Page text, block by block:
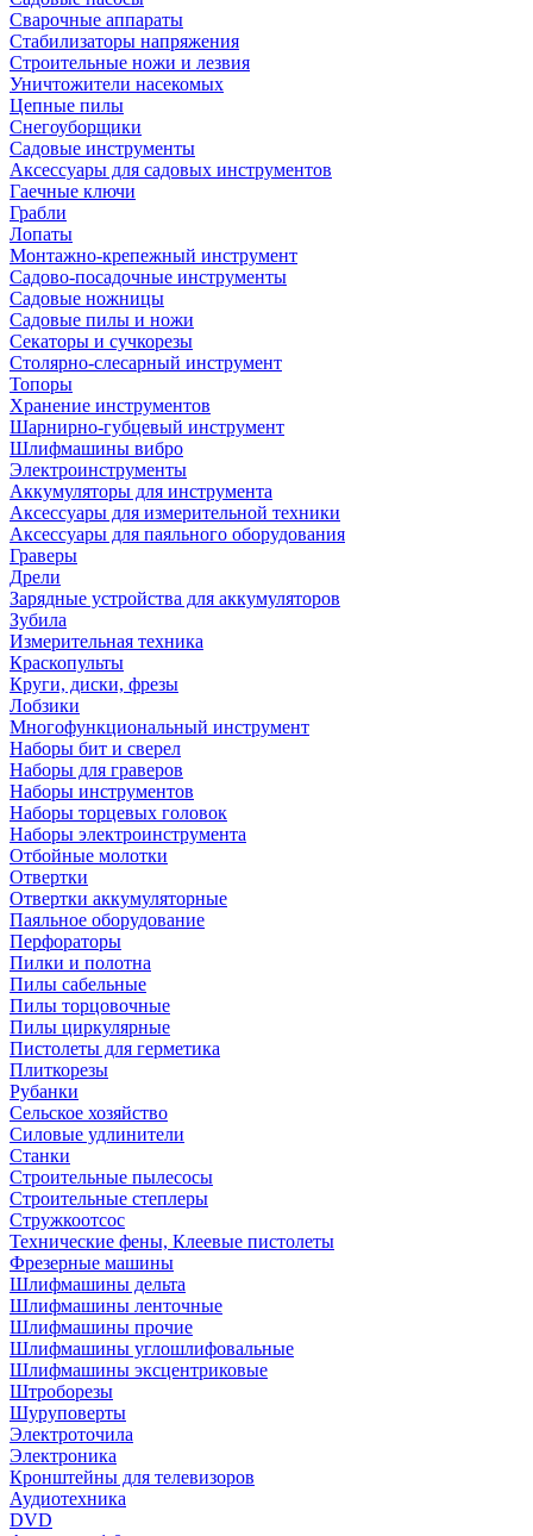
Сварочные аппараты
Стабилизаторы напряжения
Строительные ножи и лезвия
Уничтожители насекомых
Цепные пилы
Снегоуборщики
Садовые инструменты
Аксессуары для садовых инструментов
Гаечные ключи
Грабли
Лопаты
Монтажно-крепежный инструмент
Садово-посадочные инструменты
Садовые ножницы
Садовые пилы и ножи
Секаторы и сучкорезы
Столярно-слесарный инструмент
Топоры
Хранение инструментов
Шарнирно-губцевый инструмент
Шлифмашины вибро
Электроинструменты
Аккумуляторы для инструмента
Аксессуары для измерительной техники
Аксессуары для паяльного оборудования
Граверы
Дрели
Зарядные устройства для аккумуляторов
Зубила
Измерительная техника
Краскопульты
Круги, диски, фрезы
Лобзики
Многофункциональный инструмент
Наборы бит и сверел
Наборы для граверов
Наборы инструментов
Наборы торцевых головок
Наборы электроинструмента
Отбойные молотки
Отвертки
Отвертки аккумуляторные
Паяльное оборудование
Перфораторы
Пилки и полотна
Пилы сабельные
Пилы торцовочные
Пилы циркулярные
Пистолеты для герметика
Плиткорезы
Рубанки
Сельское хозяйство
Силовые удлинители
Станки
Строительные пылесосы
Строительные степлеры
Стружкоотсос
Технические фены, Клеевые пистолеты
Фрезерные машины
Шлифмашины дельта
Шлифмашины ленточные
Шлифмашины прочие
Шлифмашины углошлифовальные
Шлифмашины эксцентриковые
Штроборезы
Шуруповерты
Электроточила
Электроника
Кронштейны для телевизоров
Аудиотехника
DVD